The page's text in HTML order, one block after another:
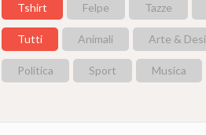
Tshirt Felpe Tazze
Tutti Animali Arte &
Politica Sport Musica